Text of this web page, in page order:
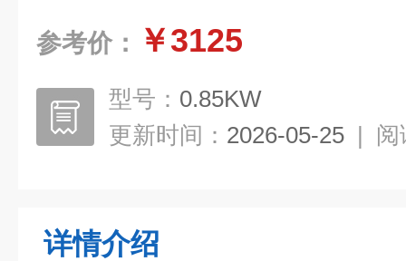
参考价： ￥3125
型号： 0.85KW
更新时间： 2026-05-25 | 阅
详情介绍